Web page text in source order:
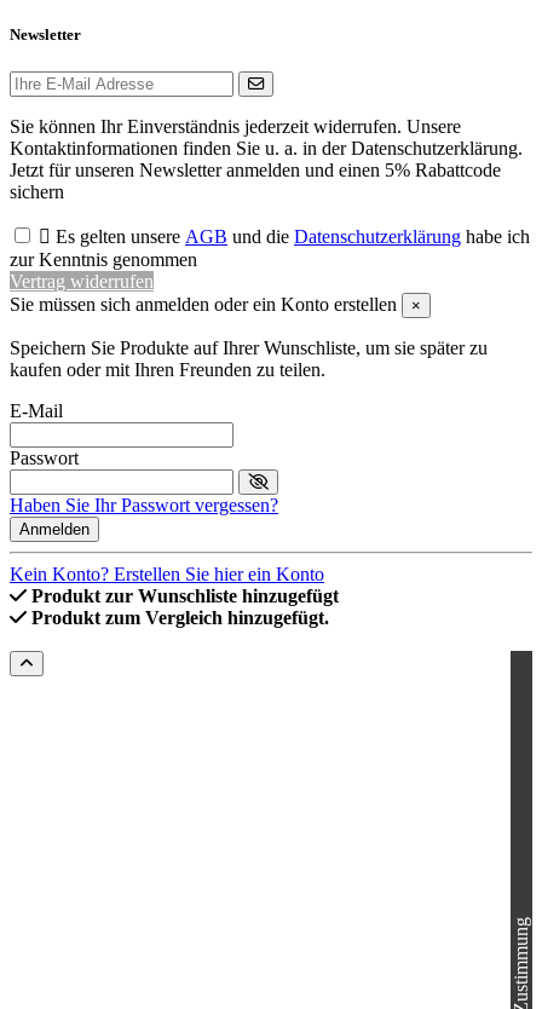
Newsletter
Sie können Ihr Einverständnis jederzeit widerrufen. Unsere
Kontaktinformationen finden Sie u. a. in der Datenschutzerklärung.
Jetzt für unseren Newsletter anmelden und einen 5% Rabattcode
sichern
 Es gelten unsere AGB und die Datenschutzerklärung habe ich
zur Kenntnis genommen
Vertrag widerrufen
Sie müssen sich anmelden oder ein Konto erstellen
×
Speichern Sie Produkte auf Ihrer Wunschliste, um sie später zu
kaufen oder mit Ihren Freunden zu teilen.
E-Mail
Passwort
Haben Sie Ihr Passwort vergessen?
Anmelden
Kein Konto? Erstellen Sie hier ein Konto
Produkt zur Wunschliste hinzugefügt
Produkt zum Vergleich hinzugefügt.